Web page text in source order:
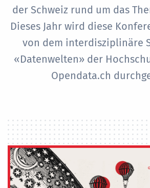
der Schweiz rund um das
Dieses Jahr wird diese
von dem interdisziplinäre
«Datenwelten» der
Opendata.ch